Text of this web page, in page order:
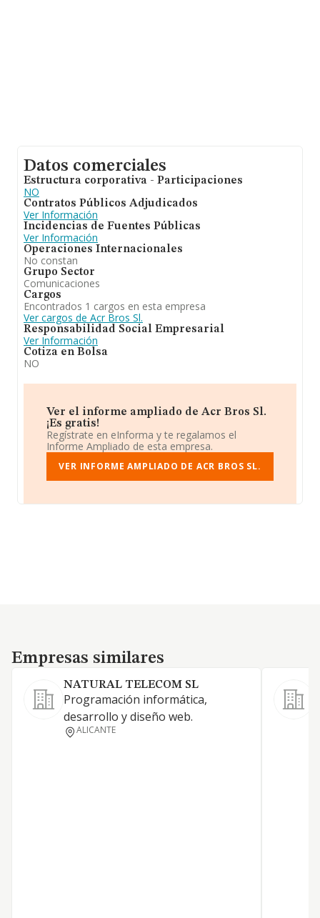
Datos comerciales
Estructura corporativa - Participaciones
NO
Contratos Públicos Adjudicados
Ver Información
Incidencias de Fuentes Públicas
Ver Información
Operaciones Internacionales
No constan
Grupo Sector
Comunicaciones
Cargos
Encontrados 1 cargos en esta empresa
Ver cargos de Acr Bros Sl.
Responsabilidad Social Empresarial
Ver Información
Cotiza en Bolsa
NO
Ver el informe ampliado de Acr Bros Sl.
¡Es gratis!
Regístrate en eInforma y te regalamos el
Informe Ampliado de esta empresa.
VER INFORME AMPLIADO DE ACR BROS SL.
Empresas similares
Empresas similares
NATURAL TELECOM SL
Programación informática,
desarrollo y diseño web.
ALICANTE